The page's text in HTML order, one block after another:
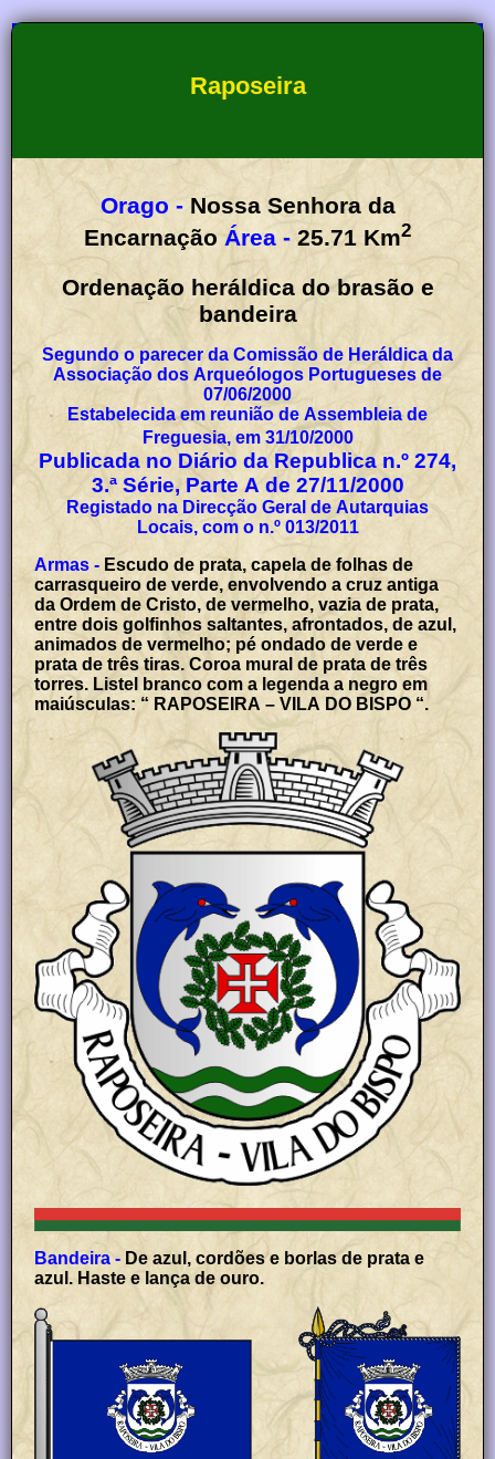
Raposeira
Orago - Nossa Senhora da
EncarnaçãoÁrea - 25.71 Km2
Ordenação heráldica do brasão e
bandeira
Segundo o parecer da Comissão de Heráldica da
Associação dos Arqueólogos Portugueses de
07/06/2000
Estabelecida em reunião de Assembleia de
Freguesia, em 31/10/2000
Publicada no Diário da Republica n.º 274,
3.ª Série, Parte A de 27/11/2000
Registado na Direcção Geral de Autarquias
Locais, com o n.º 013/2011
Armas - Escudo de prata, capela de folhas de
carrasqueiro de verde, envolvendo a cruz antiga
da Ordem de Cristo, de vermelho, vazia de prata,
entre dois golfinhos saltantes, afrontados, de azul,
animados de vermelho; pé ondado de verde e
prata de três tiras. Coroa mural de prata de três
torres. Listel branco com a legenda a negro em
maiúsculas: “ RAPOSEIRA – VILA DO BISPO “.
Bandeira -
azul. Haste e lança de ouro.